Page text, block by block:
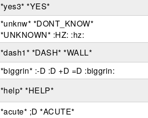
*yes3* *YES*
*unknw* *DONT_KNOW*
*UNKNOWN* :HZ: :hz:
*dash1* *DASH* *WALL*
*biggrin* :-D :D +D =D :biggrin:
*help* *HELP*
*acute* ;D *ACUTE*